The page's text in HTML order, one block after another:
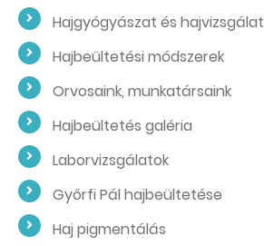
Hajgyógyászat és hajvizsgálat
Hajbeültetési módszerek
Orvosaink, munkatársaink
Hajbeültetés galéria
Laborvizsgálatok
Győrfi Pál hajbeültetése
Haj pigmentálás